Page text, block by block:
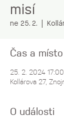
misí
ne 25. 2.
Čas a místo
25. 2. 2024 17:00
Kollárova 27,
O události